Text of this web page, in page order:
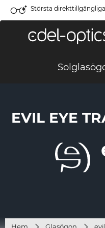
Största
EVIL EYE